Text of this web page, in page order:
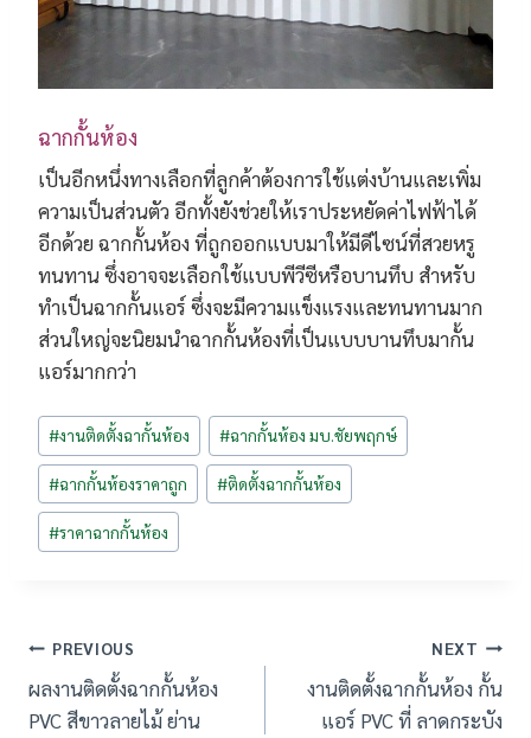
ฉากกั้นห้อง
เป็นอีกหนึ่งทางเลือกที่ลูกค้าต้องการใช้แต่งบ้านและเพิ่ม
ความเป็นส่วนตัว อีกทั้งยังช่วยให้เราประหยัดค่าไฟฟ้าได้
อีกด้วย ฉากกั้นห้อง ที่ถูกออกแบบมาให้มีดีไซน์ที่สวยหรู
ทนทาน ซึ่งอาจจะเลือกใช้แบบพีวีซีหรือบานทึบ สำหรับ
ทำเป็นฉากกั้นแอร์ ซึ่งจะมีความแข็งแรงและทนทานมาก
ส่วนใหญ่จะนิยมนำฉากกั้นห้องที่เป็นแบบบานทึบมากั้น
แอร์มากกว่า
Post
Tags:
#งานติดตั้งฉากั้นห้อง #ฉากกั้นห้อง มบ.ชัยพฤกษ์
#ฉากกั้นห้องราคาถูก #ติดตั้งฉากกั้นห้อง
#ราคาฉากกั้นห้อง
เมนู
นำทาง
เรื่อง
PREVIOUS
ผลงานติดตั้งฉากกั้นห้อง
PVC สีขาวลายไม้ ย่าน
NEXT
งานติดตั้งฉากกั้นห้อง กั้น
แอร์ PVC ที่ ลาดกระบัง